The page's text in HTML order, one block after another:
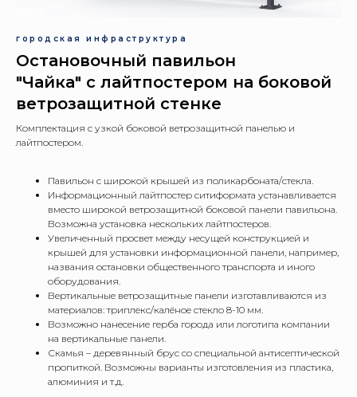
городская инфраструктура
Остановочный павильон
"Чайка" с лайтпостером на боковой
ветрозащитной стенке
Комплектация с узкой боковой ветрозащитной панелью и
лайтпостером.
Павильон с широкой крышей из поликарбоната/стекла.
Информационный лайтпостер ситиформата устанавливается
вместо широкой ветрозащитной боковой панели павильона.
Возможна установка нескольких лайтпостеров.
Увеличенный просвет между несущей конструкцией и
крышей для установки информационной панели, например,
названия остановки общественного транспорта и иного
оборудования.
Вертикальные ветрозащитные панели изготавливаются из
материалов: триплекс/калёное стекло 8-10 мм.
Возможно нанесение герба города или логотипа компании
на вертикальные панели.
Скамья – деревянный брус со специальной антисептической
пропиткой. Возможны варианты изготовления из пластика,
алюминия и т.д.